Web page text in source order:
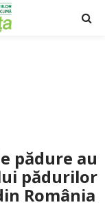
pădure au
pădurilor
România